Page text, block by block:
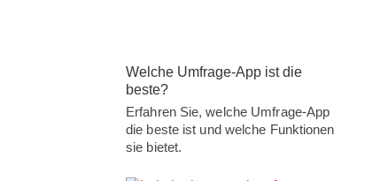
Welche Umfrage-App ist die
beste?
Erfahren Sie, welche Umfrage-App
die beste ist und welche Funktionen
sie bietet.